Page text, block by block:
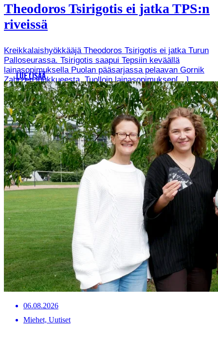
Theodoros Tsirigotis ei jatka TPS:n
riveissä
Kreikkalaishyökkääjä Theodoros Tsirigotis ei jatka Turun
Palloseurassa. Tsirigotis saapui Tepsiin keväällä
lainasopimuksella Puolan pääsarjassa pelaavan Gornik
Zabrzen joukkueesta. Tuolloin lainasopimuksen[…]
LUE LISÄÄ
06.08.2026
Miehet, Uutiset